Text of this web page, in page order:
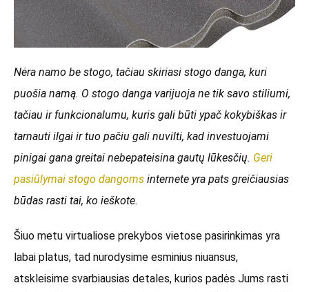
Nėra namo be stogo, tačiau skiriasi stogo danga, kuri
puošia namą. O stogo danga varijuoja ne tik savo stiliumi,
tačiau ir funkcionalumu, kuris gali būti ypač kokybiškas ir
tarnauti ilgai ir tuo pačiu gali nuvilti, kad investuojami
pinigai gana greitai nebepateisina gautų lūkesčių. Geri
pasiūlymai stogo dangoms internete yra pats greičiausias
būdas rasti tai, ko ieškote.
Šiuo metu virtualiose prekybos vietose pasirinkimas yra
labai platus, tad nurodysime esminius niuansus,
atskleisime svarbiausias detales, kurios padės Jums rasti